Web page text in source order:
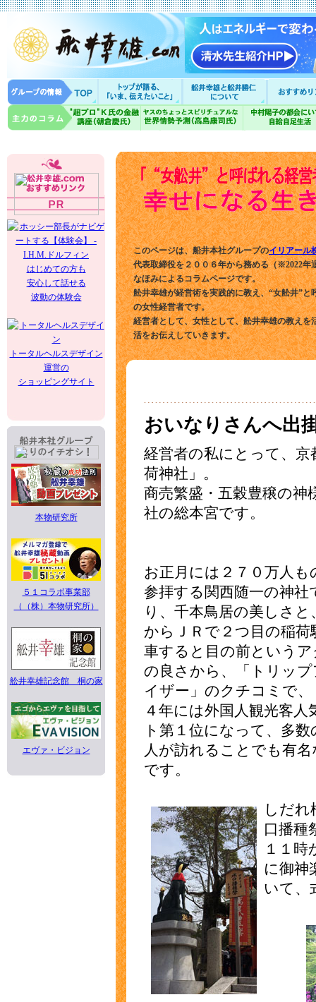
はじめての方も
安心して話せる
波動の体験会
トータルヘルスデザイン
運営の
ショッピングサイト
本物研究所
５１コラボ事業部
（（株）本物研究所）
舩井幸雄記念館 桐の家
エヴァ・ビジョン
このページは、船井本社グループのイリアール
代表取締役を２００６年から務める（※2022年
なほみによるコラムページです。
舩井幸雄が経営術を実践的に教え、“女舩井”と
の女性経営者です。
経営者として、女性として、舩井幸雄の教えを
活をお伝えしていきます。
おいなりさんへ出
経営者の私にとって、
荷神社」。
商売繁盛・五穀豊穣の神
社の総本宮です。
お正月には２７０万人も
参拝する関西随一の神社
り、千本鳥居の美しさと
からＪＲで２つ目の稲荷
車すると目の前という
の良さから、「トリッ
イザー」のクチコミで、
４年には外国人観光客人
ト第１位になって、多数
人が訪れることでも有名
です。
しだれ
口播種
１１時
に御神
いて、